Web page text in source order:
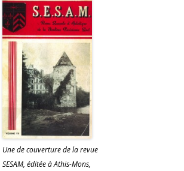
Une de couverture de la revue
SESAM, éditée à Athis-Mons,